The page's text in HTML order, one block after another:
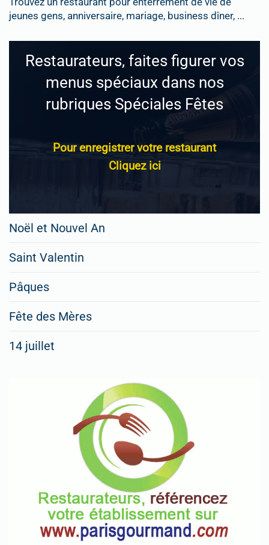
jeunes gens, anniversaire, mariage, business dîner, ...
Restaurateurs, faites figurer vos
menus spéciaux dans nos
rubriques Spéciales Fêtes
Pour enregistrer votre restaurant
Cliquez ici
Noël et Nouvel An
Saint Valentin
Pâques
Fête des Mères
14 juillet